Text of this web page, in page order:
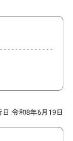
日 令和8年6月19日